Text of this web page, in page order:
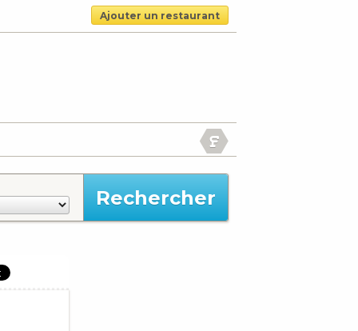
Ajouter un restaurant